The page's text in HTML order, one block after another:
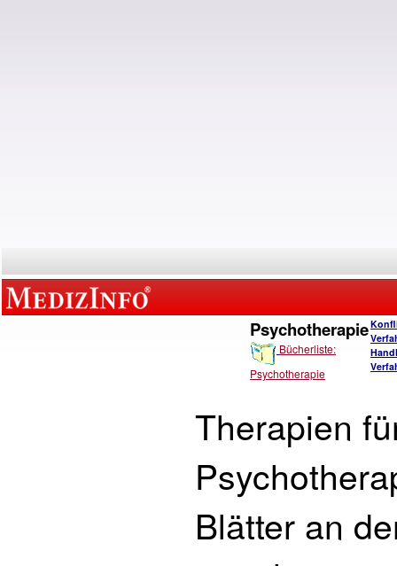
Psychotherapie
Bücherliste:
Psychotherapie
Therapien
Blätter an